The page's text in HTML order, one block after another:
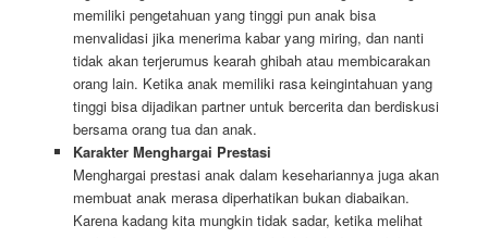
memiliki pengetahuan yang tinggi pun anak bisa
menvalidasi jika menerima kabar yang miring, dan nanti
tidak akan terjerumus kearah ghibah atau membicarakan
orang lain. Ketika anak memiliki rasa keingintahuan yang
tinggi bisa dijadikan partner untuk bercerita dan berdiskusi
bersama orang tua dan anak.
Karakter Menghargai Prestasi
Menghargai prestasi anak dalam kesehariannya juga akan
membuat anak merasa diperhatikan bukan diabaikan.
Karena kadang kita mungkin tidak sadar, ketika melihat